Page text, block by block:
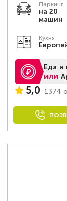
Паркинг
на 20
машин
Кухня
Еда и
или
5,0 1374